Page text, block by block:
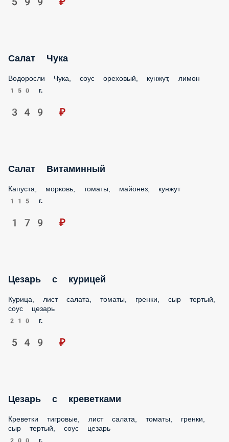
Салат Чука
Водоросли Чука, соус ореховый, кунжут, лимон
150 г.
349 ₽
Салат Витаминный
Капуста, морковь, томаты, майонез, кунжут
115 г.
179 ₽
Цезарь с курицей
Курица, лист салата, томаты, гренки, сыр тертый, соус
цезарь
210 г.
549 ₽
Цезарь с креветками
Креветки тигровые, лист салата, томаты, гренки, сыр
тертый, соус цезарь
200 г.